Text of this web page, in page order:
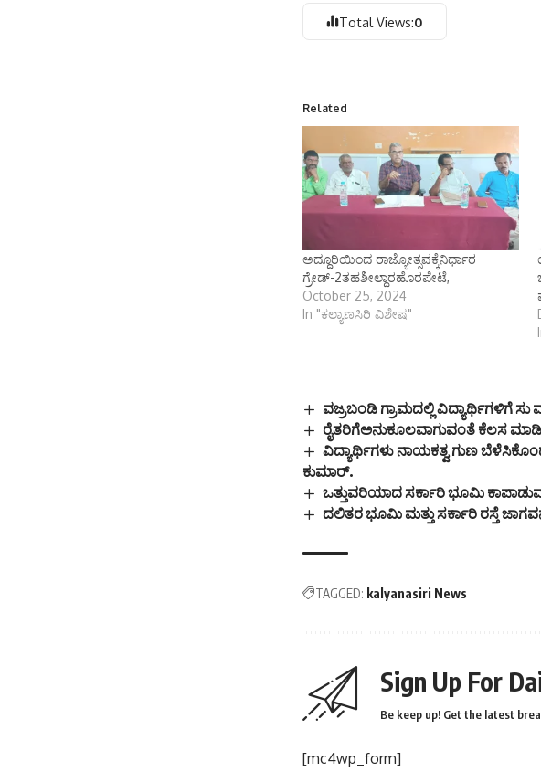
Total Views:0
Related
ಅದ್ದೂರಿಯಿಂದ ರಾಜ್ಯೋತ್ಸವಕ್ಕೆನಿರ್ಧಾರ
ಗ್ರೇಡ್-2ತಹಶೀಲ್ದಾರಹೊರಪೇಟೆ,
October 25, 2024
In "ಕಲ್ಯಾಣಸಿರಿ ವಿಶೇಷ"
ವಜ್ರಬಂಡಿ ಗ್ರಾಮದಲ್ಲಿ ವಿದ್ಯಾರ್ಥಿಗಳಿಗೆ ಸು
ರೈತರಿಗೆಅನುಕೂಲವಾಗುವಂತೆ ಕೆಲಸ
ವಿದ್ಯಾರ್ಥಿಗಳು ನಾಯಕತ್ವ ಗುಣ
ಕುಮಾರ್.
ಒತ್ತುವರಿಯಾದ ಸರ್ಕಾರಿ ಭೂಮಿ
ದಲಿತರ ಭೂಮಿ ಮತ್ತು ಸರ್ಕಾರಿ ರಸ್ತೆ
TAGGED: kalyanasiri News
Sign Up For
Be keep up! Get the latest
[mc4wp_form]